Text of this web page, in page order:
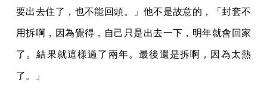
要出去住了，也不能回頭。」他不是故意的，「封套不
用拆啊，因為覺得，自己只是出去一下，明年就會回家
了。結果就這樣過了兩年。最後還是拆啊，因為太熱
了。」